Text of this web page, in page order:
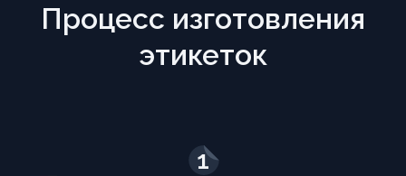
Процесс изготовления
этикеток
1